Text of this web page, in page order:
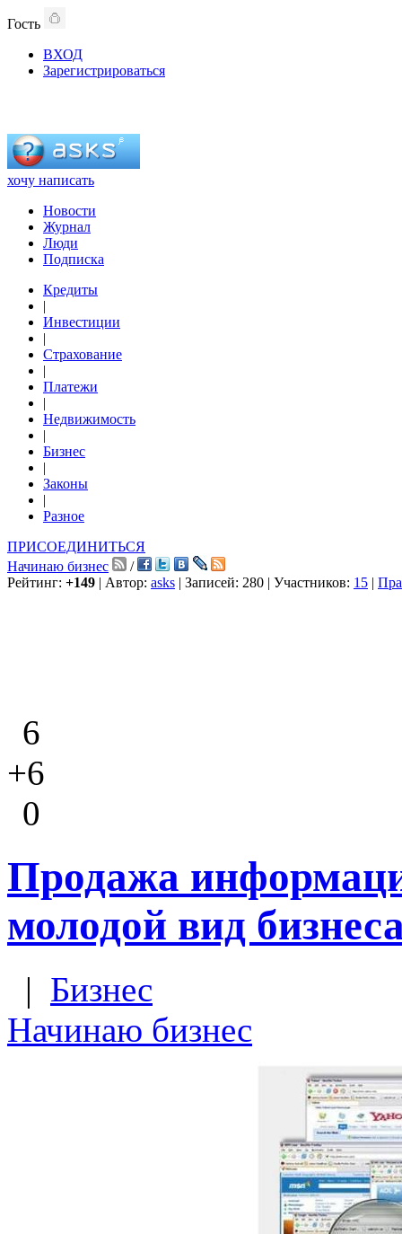
Гость
ВХОД
Зарегистрироваться
хочу написать
Новости
Журнал
Люди
Подписка
Кредиты
|
Инвестиции
|
Страхование
|
Платежи
|
Недвижимость
|
Бизнес
|
Законы
|
Разное
ПРИСОЕДИНИТЬСЯ
Начинаю бизнес
/
Рейтинг: +149 | Автор: asks | Записей: 280 | Участников: 15 |
6
+6
0
Продажа
молодой вид
| Бизнес
Начинаю бизнес